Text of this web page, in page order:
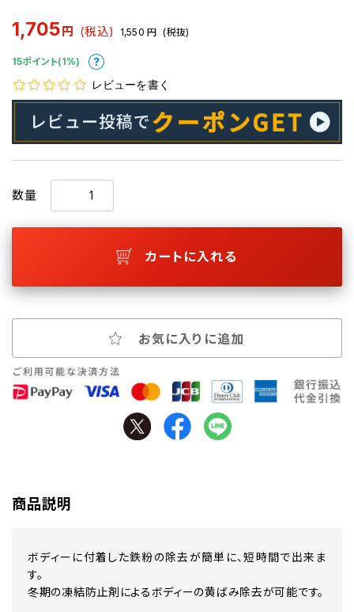
1,705 円 (税込) 1,550 円 (税抜)
15ポイント(1%)
レビューを書く
数量
カートに入れる
お気に入りに追加
商品説明
ボディーに付着した鉄粉の除去が簡単に、短時間で出来ま
す。
冬期の凍結防止剤によるボディーの黄ばみ除去が可能です。